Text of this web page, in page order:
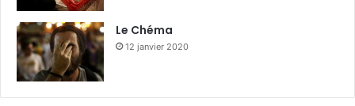
Le Chéma
12 janvier 2020